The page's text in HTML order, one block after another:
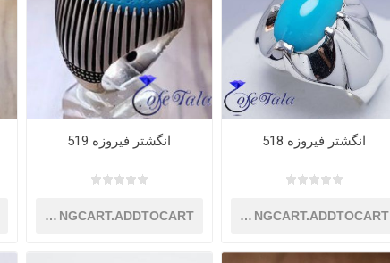
انگشتر فیروزه 518
SHOPPINGCART.ADDTOCART
انگشتر فیروزه 519
SHOPPINGCART.ADDTOCART